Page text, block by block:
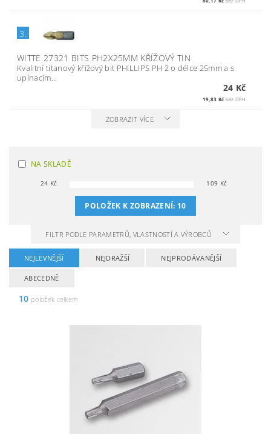
3.
WITTE 27321 BITS PH2X25MM KŘÍŽOVÝ TIN
Kvalitní titanový křížový bit PHILLIPS PH 2 o délce 25mm a s
upínacím...
24 Kč
19,83 Kč bez DPH
ZOBRAZIT VÍCE
NA SKLADĚ
24 Kč 109 Kč
POLOŽEK K ZOBRAZENÍ: 10
FILTR PODLE PARAMETRŮ, VLASTNOSTÍ A VÝROBCŮ
NEJLEVNĚJŠÍ NEJDRAŽŠÍ NEJPRODÁVANĚJŠÍ
ABECEDNĚ
10 položek celkem